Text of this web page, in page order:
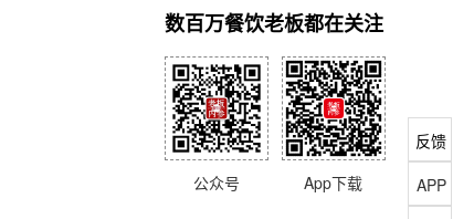
数百万餐饮老板都在关注
公众号 App下载
反馈
APP